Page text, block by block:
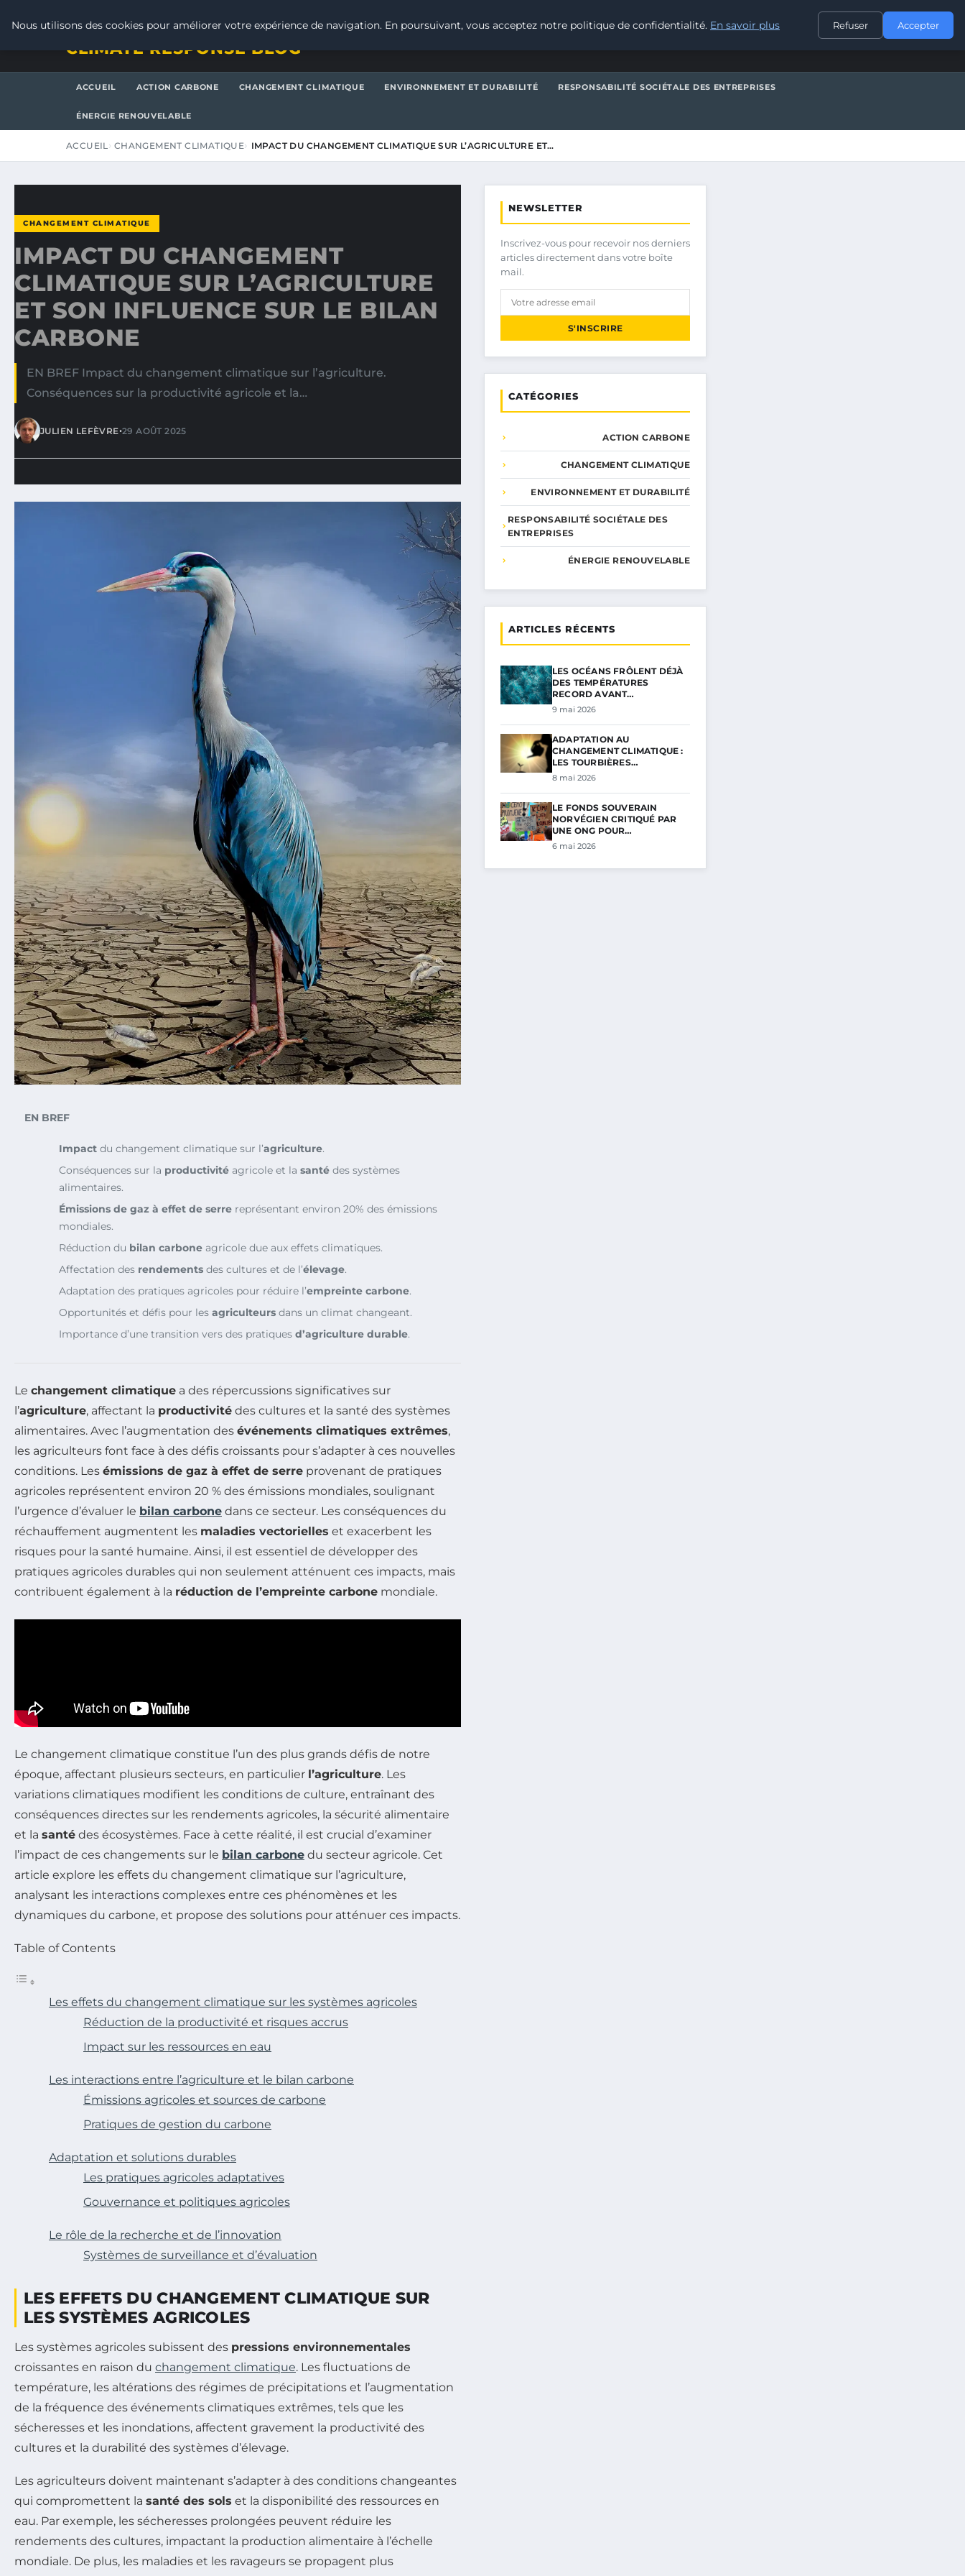
CONTACT
CLIMATE RESPONSE BLOG
ACCUEIL ACTION CARBONE CHANGEMENT CLIMATIQUE ENVIRONNEMENT ET DURABILITÉ RESPONSABILITÉ SOCIÉTALE DES ENTREPRISES
ÉNERGIE RENOUVELABLE
ACCUEIL CHANGEMENT CLIMATIQUE IMPACT DU CHANGEMENT CLIMATIQUE SUR L’AGRICULTURE ET…
CHANGEMENT CLIMATIQUE
IMPACT DU CHANGEMENT
CLIMATIQUE SUR L’AGRICULTURE
ET SON INFLUENCE SUR LE BILAN
CARBONE
EN BREF Impact du changement climatique sur l’agriculture.
Conséquences sur la productivité agricole et la…
JULIEN LEFÈVRE•29 AOÛT 2025
EN BREF
Impact du changement climatique sur l’agriculture.
Conséquences sur la productivité agricole et la santé des systèmes
alimentaires.
Émissions de gaz à effet de serre représentant environ 20% des émissions
mondiales.
Réduction du bilan carbone agricole due aux effets climatiques.
Affectation des rendements des cultures et de l’élevage.
Adaptation des pratiques agricoles pour réduire l’empreinte carbone.
Opportunités et défis pour les agriculteurs dans un climat changeant.
Importance d’une transition vers des pratiques d’agriculture durable.
Le changement climatique a des répercussions significatives sur
l’agriculture, affectant la productivité des cultures et la santé des systèmes
alimentaires. Avec l’augmentation des événements climatiques extrêmes,
les agriculteurs font face à des défis croissants pour s’adapter à ces nouvelles
conditions. Les émissions de gaz à effet de serre provenant de pratiques
agricoles représentent environ 20 % des émissions mondiales, soulignant
l’urgence d’évaluer le bilan carbone dans ce secteur. Les conséquences du
réchauffement augmentent les maladies vectorielles et exacerbent les
risques pour la santé humaine. Ainsi, il est essentiel de développer des
pratiques agricoles durables qui non seulement atténuent ces impacts, mais
contribuent également à la réduction de l’empreinte carbone mondiale.
Le changement climatique constitue l’un des plus grands défis de notre
époque, affectant plusieurs secteurs, en particulier l’agriculture. Les
variations climatiques modifient les conditions de culture, entraînant des
conséquences directes sur les rendements agricoles, la sécurité alimentaire
et la santé des écosystèmes. Face à cette réalité, il est crucial d’examiner
l’impact de ces changements sur le bilan carbone du secteur agricole. Cet
article explore les effets du changement climatique sur l’agriculture,
analysant les interactions complexes entre ces phénomènes et les
dynamiques du carbone, et propose des solutions pour atténuer ces impacts.
Table of Contents
Les effets du changement climatique sur les systèmes agricoles
Réduction de la productivité et risques accrus
Impact sur les ressources en eau
Les interactions entre l’agriculture et le bilan carbone
Émissions agricoles et sources de carbone
Pratiques de gestion du carbone
Adaptation et solutions durables
Les pratiques agricoles adaptatives
Gouvernance et politiques agricoles
Le rôle de la recherche et de l’innovation
Systèmes de surveillance et d’évaluation
LES EFFETS DU CHANGEMENT CLIMATIQUE SUR
LES SYSTÈMES AGRICOLES
Les systèmes agricoles subissent des pressions environnementales
croissantes en raison du changement climatique. Les fluctuations de
température, les altérations des régimes de précipitations et l’augmentation
de la fréquence des événements climatiques extrêmes, tels que les
sécheresses et les inondations, affectent gravement la productivité des
cultures et la durabilité des systèmes d’élevage.
Les agriculteurs doivent maintenant s’adapter à des conditions changeantes
qui compromettent la santé des sols et la disponibilité des ressources en
eau. Par exemple, les sécheresses prolongées peuvent réduire les
rendements des cultures, impactant la production alimentaire à l’échelle
mondiale. De plus, les maladies et les ravageurs se propagent plus
NEWSLETTER
Inscrivez-vous pour recevoir nos derniers
articles directement dans votre boîte
mail.
S'INSCRIRE
CATÉGORIES
ACTION CARBONE
CHANGEMENT CLIMATIQUE
ENVIRONNEMENT ET DURABILITÉ
RESPONSABILITÉ SOCIÉTALE DES
ENTREPRISES
ÉNERGIE RENOUVELABLE
ARTICLES RÉCENTS
LES OCÉANS FRÔLENT DÉJÀ
DES TEMPÉRATURES
RECORD AVANT…
9 mai 2026
ADAPTATION AU
CHANGEMENT CLIMATIQUE :
LES TOURBIÈRES…
8 mai 2026
LE FONDS SOUVERAIN
NORVÉGIEN CRITIQUÉ PAR
UNE ONG POUR…
6 mai 2026
Nous utilisons des cookies pour améliorer votre expérience de navigation. En poursuivant, vous acceptez notre politique de confidentialité. En savoir plus Refuser Accepter